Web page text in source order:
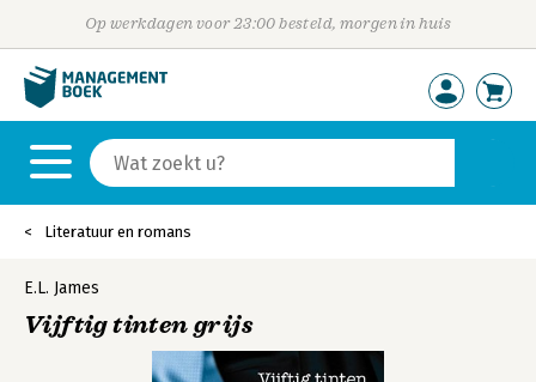
Op werkdagen voor 23:00 besteld, morgen in huis
Literatuur en romans
E.L. James
Vijftig tinten grijs